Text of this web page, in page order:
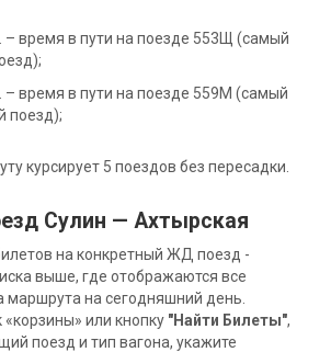
– время в пути на поезде 553Щ (самый
– время в пути на поезде 559М (самый
поезд);
курсирует 5 поездов без пересадки.
Сулин — Ахтырская
на конкретный ЖД поезд -
выше, где отображаются все
маршрута на сегодняшний день.
или кнопку "Найти Билеты",
поезд и тип вагона, укажите